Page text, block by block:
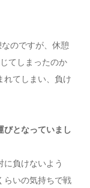
のですが、休憩
てしまったのか
れてしまい、負け
びとなっていまし
に負けないよう
らいの気持ちで戦